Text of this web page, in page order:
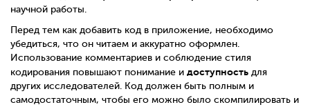
научной работы.
Перед тем как добавить код в приложение, необходимо
убедиться, что он читаем и аккуратно оформлен.
Использование комментариев и соблюдение стиля
кодирования повышают понимание и доступность для
других исследователей. Код должен быть полным и
самодостаточным, чтобы его можно было скомпилировать и